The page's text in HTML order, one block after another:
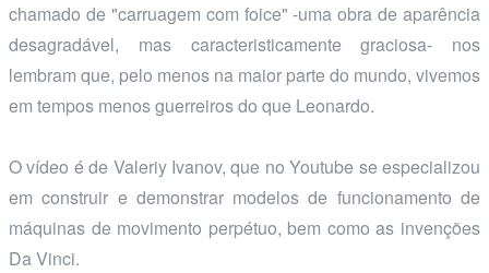
chamado de "carruagem com foice" -uma obra de aparência
desagradável, mas caracteristicamente graciosa- nos
lembram que, pelo menos na maior parte do mundo, vivemos
em tempos menos guerreiros do que Leonardo.
O vídeo é de Valeriy Ivanov, que no Youtube se especializou
em construir e demonstrar modelos de funcionamento de
máquinas de movimento perpétuo, bem como as invenções
Da Vinci.